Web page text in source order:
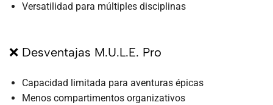
Versatilidad para múltiples disciplinas
❌ Desventajas M.U.L.E. Pro
Capacidad limitada para aventuras épicas
Menos compartimentos organizativos